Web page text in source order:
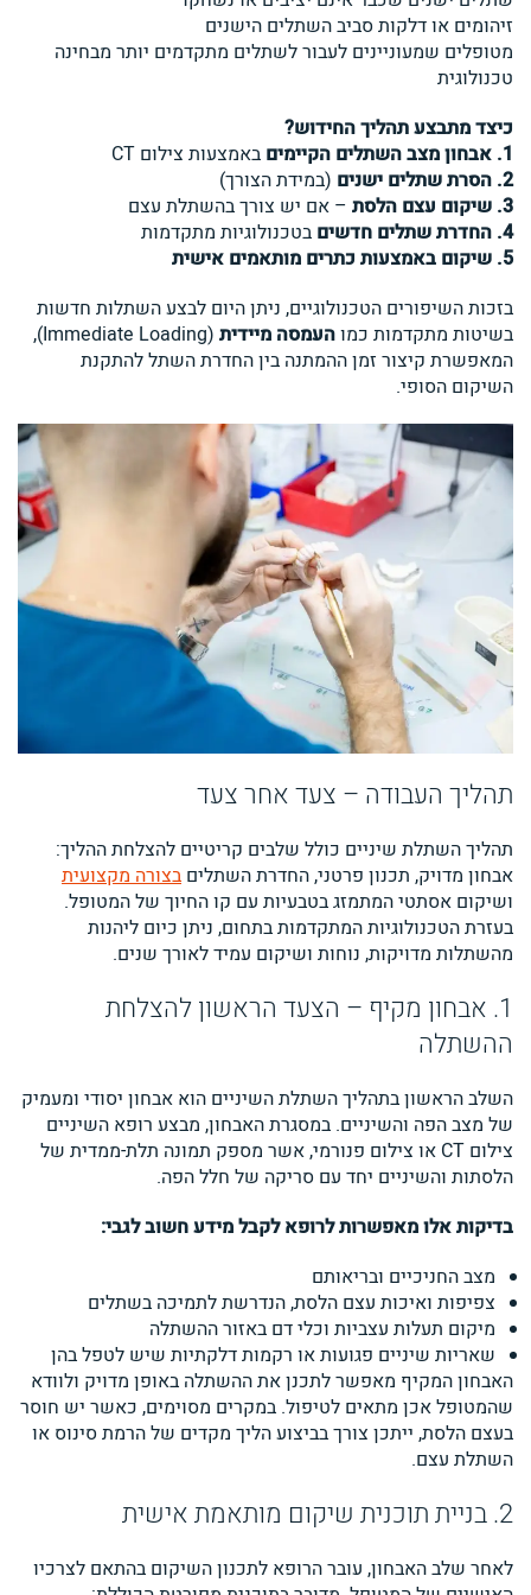
זיהומים או דלקות סביב השתלים הישנים
מטופלים שמעוניינים לעבור לשתלים מתקדמים יותר מבחינה
טכנולוגית
כיצד מתבצע תהליך החידוש?
1. אבחון מצב השתלים הקיימים
באמצעות צילום CT
2. הסרת שתלים ישנים
(במידת הצורך)
3. שיקום עצם הלסת – אם יש צורך בהשתלת עצם
4. החדרת שתלים חדשים
בטכנולוגיות מתקדמות
5. שיקום באמצעות כתרים מותאמים אישית
בזכות השיפורים הטכנולוגיים, ניתן היום לבצע השתלות חדשות
בשיטות מתקדמות כמוהעמסה מיידית
(Immediate Loading),
המאפשרת קיצור זמן ההמתנה בין החדרת השתל להתקנת
השיקום הסופי.
תהליך העבודה – צעד אחר צעד
תהליך השתלת שיניים כולל שלבים קריטיים להצלחת ההליך:
אבחון מדויק, תכנון פרטני, החדרת השתלים בצורה מקצועית
ושיקום אסתטי המתמזג בטבעיות עם קו החיוך של המטופל.
בעזרת הטכנולוגיות המתקדמות בתחום, ניתן כיום ליהנות
מהשתלות מדויקות, נוחות ושיקום עמיד לאורך שנים.
1. אבחון מקיף – הצעד הראשון להצלחת
ההשתלה
השלב הראשון בתהליך השתלת השיניים הוא אבחון יסודי ומעמיק
של מצב הפה והשיניים. במסגרת האבחון, מבצע רופא השיניים
צילום CT או צילום פנורמי, אשר מספק תמונה תלת-ממדית של
הלסתות והשיניים יחד עם סריקה של חלל הפה.
בדיקות אלו מאפשרות לרופא לקבל מידע חשוב לגבי:
מצב החניכיים ובריאותם
צפיפות ואיכות עצם הלסת, הנדרשת לתמיכה בשתלים
מיקום תעלות עצביות וכלי דם באזור ההשתלה
שאריות שיניים פגועות או רקמות דלקתיות שיש לטפל בהן
האבחון המקיף מאפשר לתכנן את ההשתלה באופן מדויק ולוודא
שהמטופל אכן מתאים לטיפול. במקרים מסוימים, כאשר יש חוסר
בעצם הלסת, ייתכן צורך בביצוע הליך מקדים של הרמת סינוס או
השתלת עצם.
2. בניית תוכנית שיקום מותאמת אישית
לאחר שלב האבחון, עובר הרופא לתכנון השיקום בהתאם לצרכיו